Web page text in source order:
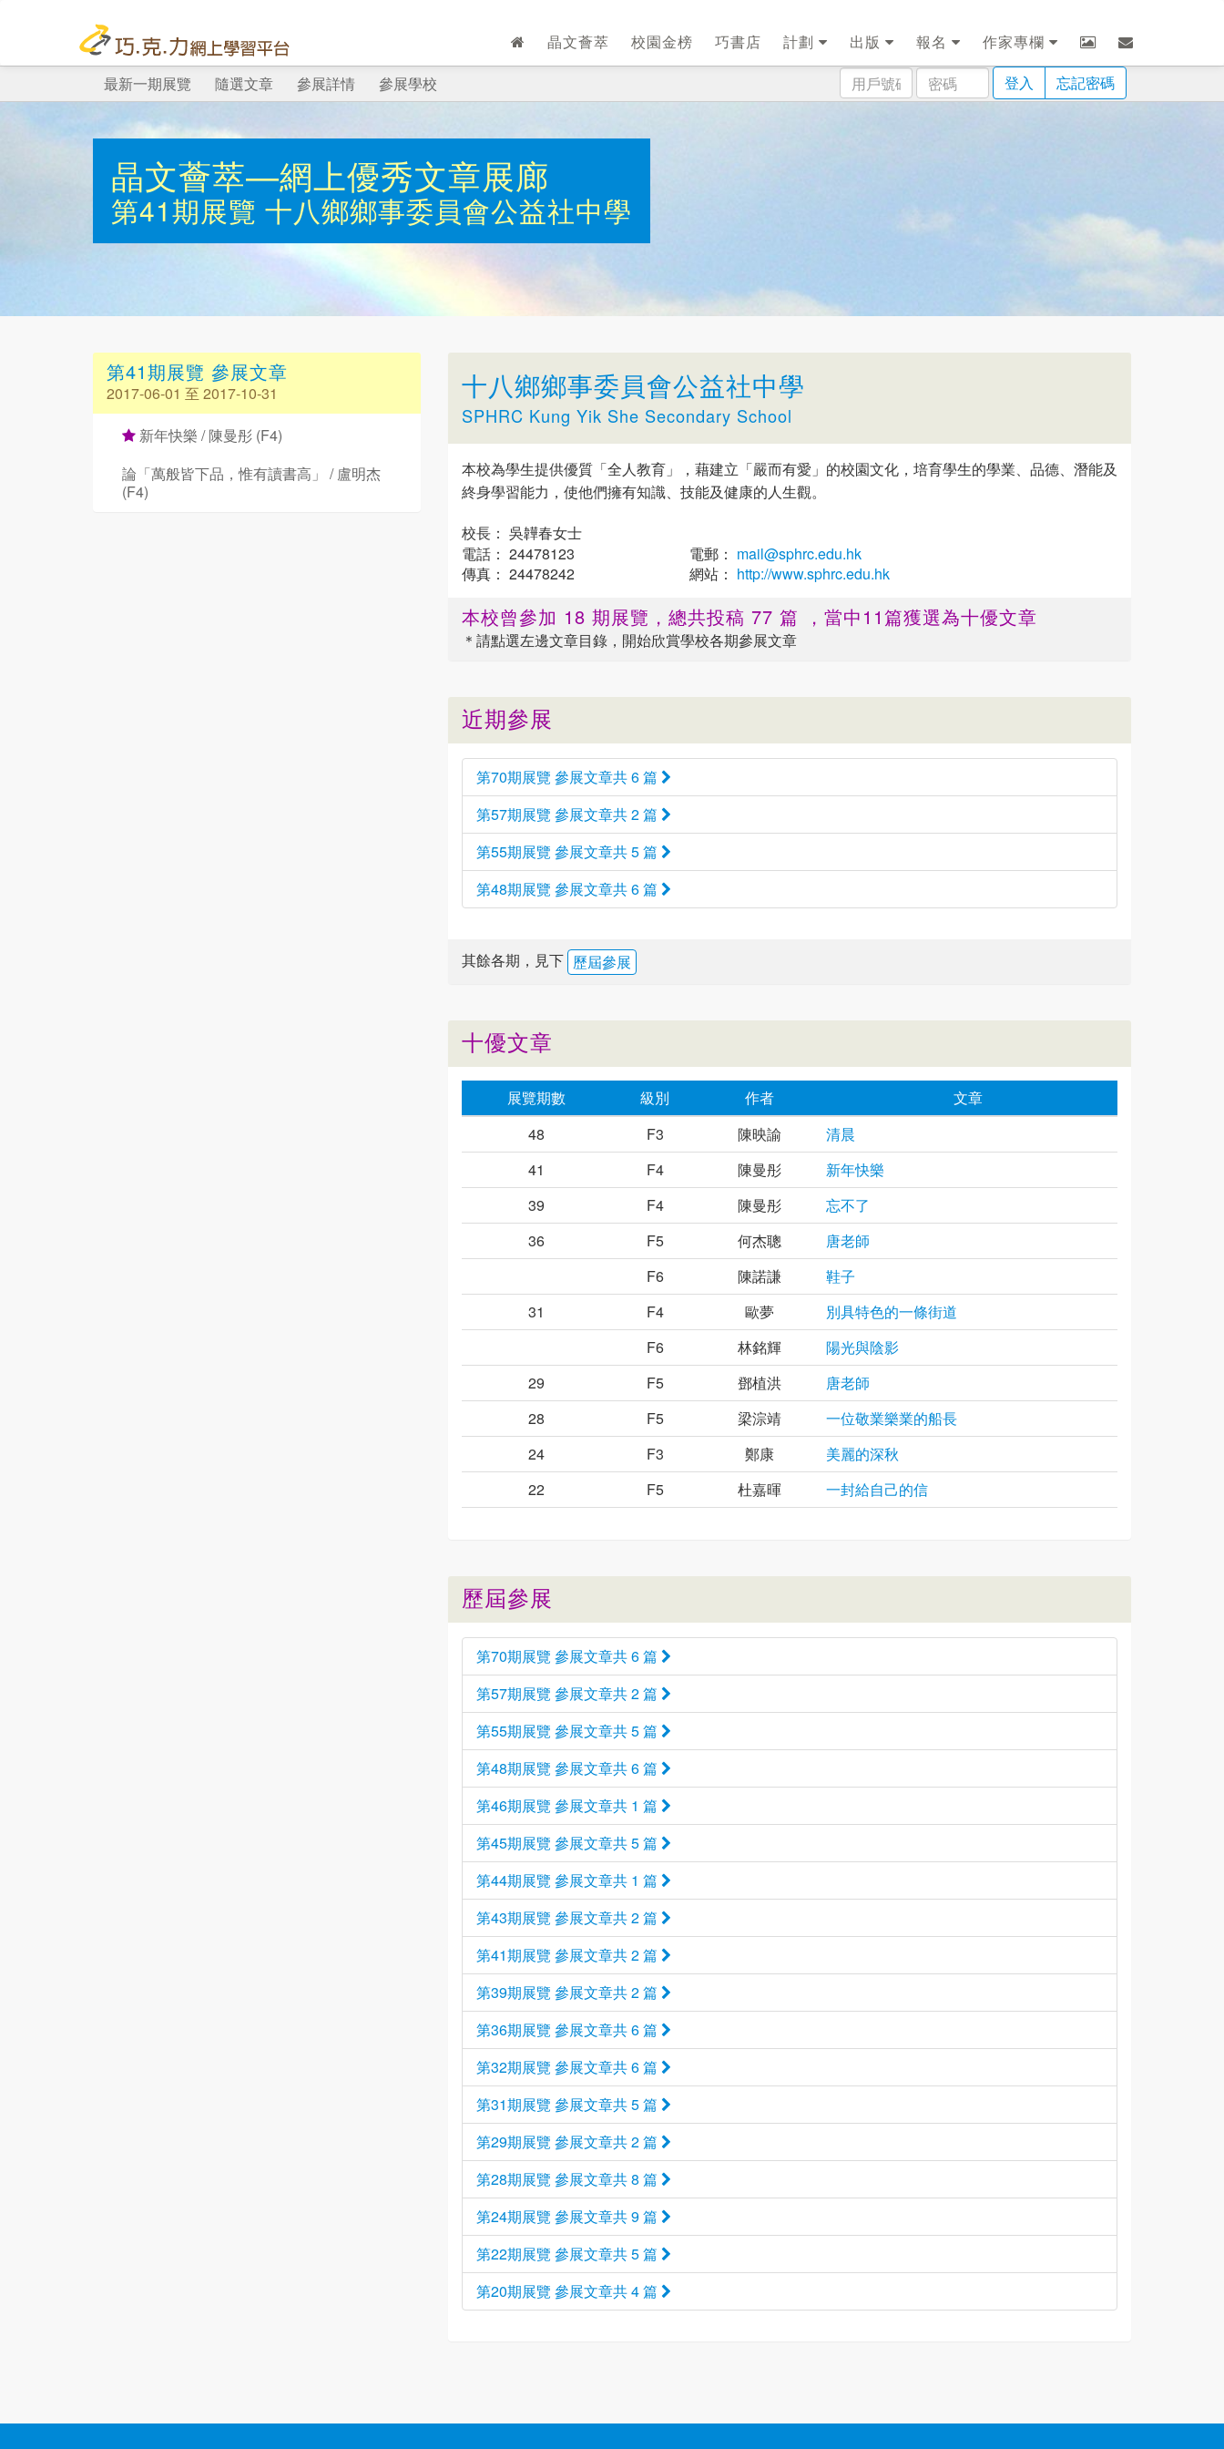
晶文薈萃 校園金榜 巧書店 計劃 出版 報名
作家專欄
用
戶
密
碼
登入 忘記密碼
最新一期展覽 隨選文章 參展詳情 參展學校
晶文薈萃—網上優秀文章展廊
第41期展覽 十八鄉鄉事委員會公益社中學
第41期展覽 參展文章
2017-06-01 至 2017-10-31
新年快樂 / 陳曼彤 (F4)
論「萬般皆下品，惟有讀書高」 / 盧明杰
(F4)
十八鄉鄉事委員會公益社中學
SPHRC Kung Yik She Secondary School
本校為學生提供優質「全人教育」，藉建立「嚴而有愛」的校園文化，培育學生的學業、品德、潛能及
終身學習能力，使他們擁有知識、技能及健康的人生觀。
校長： 吳韡春女士
電話： 24478123
傳真： 24478242
電郵： mail@sphrc.edu.hk
網站： http://www.sphrc.edu.hk
本校曾參加 18 期展覽，總共投稿 77 篇 ，當中11篇獲選為十優文章
＊請點選左邊文章目錄，開始欣賞學校各期參展文章
近期參展
第70期展覽 參展文章共 6 篇
第57期展覽 參展文章共 2 篇
第55期展覽 參展文章共 5 篇
第48期展覽 參展文章共 6 篇
其餘各期，見下 歷屆參展
十優文章
展覽期數 級別 作者
文章
48
F3 陳映諭
清晨
41
F4 陳曼彤
新年快樂
39
F4 陳曼彤
忘不了
36
F5 何杰聰
唐老師
F6
陳諾謙
鞋子
31
F4 歐夢
別具特色的一條街道
F6
林銘輝
陽光與陰影
29
F5 鄧植洪
唐老師
28
F5 梁淙靖
一位敬業樂業的船長
24
F3 鄭康
美麗的深秋
22
F5 杜嘉暉 一封給自己的信
歷屆參展
第70期展覽 參展文章共 6 篇
第57期展覽 參展文章共 2 篇
第55期展覽 參展文章共 5 篇
第48期展覽 參展文章共 6 篇
第46期展覽 參展文章共 1 篇
第45期展覽 參展文章共 5 篇
第44期展覽 參展文章共 1 篇
第43期展覽 參展文章共 2 篇
第41期展覽 參展文章共 2 篇
第39期展覽 參展文章共 2 篇
第36期展覽 參展文章共 6 篇
第32期展覽 參展文章共 6 篇
第31期展覽 參展文章共 5 篇
第29期展覽 參展文章共 2 篇
第28期展覽 參展文章共 8 篇
第24期展覽 參展文章共 9 篇
第22期展覽 參展文章共 5 篇
第20期展覽 參展文章共 4 篇